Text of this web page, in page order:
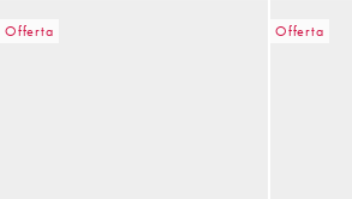
Offerta Offerta